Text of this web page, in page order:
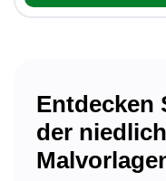
Entdecken
der